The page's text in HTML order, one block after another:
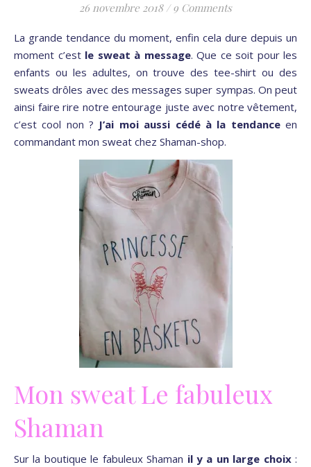
26 novembre 2018 / 9 Comments
La grande tendance du moment, enfin cela dure depuis un
moment c’est le sweat à message. Que ce soit pour les
enfants ou les adultes, on trouve des tee-shirt ou des
sweats drôles avec des messages super sympas. On peut
ainsi faire rire notre entourage juste avec notre vêtement,
c’est cool non ? J’ai moi aussi cédé à la tendanceen
commandant mon sweat chez Shaman-shop.
Mon sweat Le fabuleux
Shaman
Sur la boutique le fabuleux Shaman il y a un large choix: